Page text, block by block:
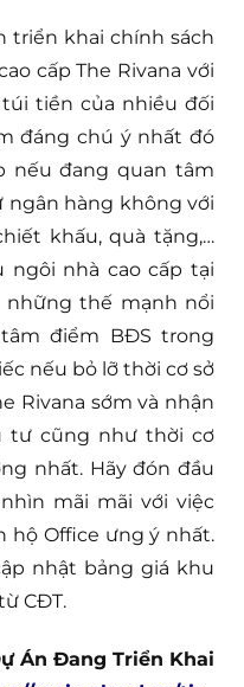
triển khai chính sách
cấp The Rivana với
tiền của nhiều đối
đáng chú ý nhất đó
nếu đang quan tâm
ngân hàng không với
khấu, quà tặng,…
ngôi nhà cao cấp tại
những thế mạnh nổi
điểm BĐS trong
nếu bỏ lỡ thời cơ sở
Rivana sớm và nhận
tư cũng như thời cơ
nhất. Hãy đón đầu
mãi mãi với việc
hộ Office ưng ý nhất.
nhật bảng giá khu
CĐT.
Án Đang Triển Khai